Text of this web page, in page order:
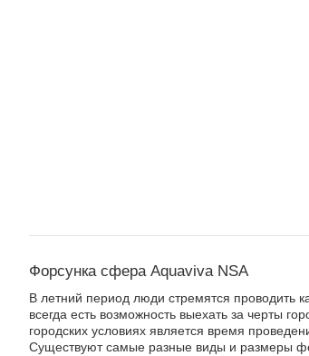
Форсунка cфера Aquaviva NSA
В летний период люди стремятся проводить
всегда есть возможность выехать за черты
городских условиях является время
Существуют самые разные виды и размеры